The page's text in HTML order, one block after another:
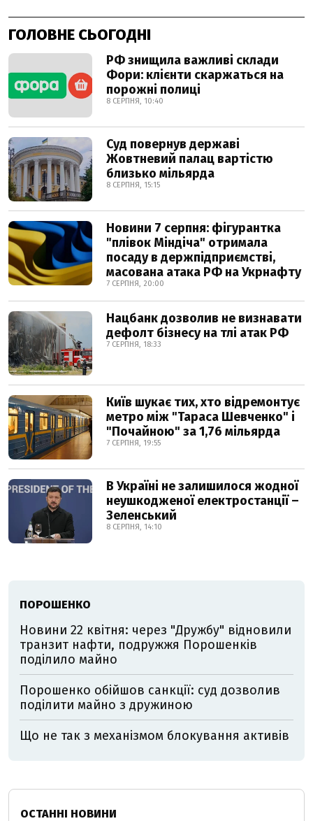
ГОЛОВНЕ СЬОГОДНІ
РФ знищила важливі склади
Фори: клієнти скаржаться на
порожні полиці
8 СЕРПНЯ, 10:40
Суд повернув державі
Жовтневий палац вартістю
близько мільярда
8 СЕРПНЯ, 15:15
Новини 7 серпня: фігурантка
"плівок Міндіча" отримала
посаду в держпідприємстві,
масована атака РФ на Укрнафту
7 СЕРПНЯ, 20:00
Нацбанк дозволив не визнавати
дефолт бізнесу на тлі атак РФ
7 СЕРПНЯ, 18:33
Київ шукає тих, хто відремонтує
метро між "Тараса Шевченко" і
"Почайною" за 1,76 мільярда
7 СЕРПНЯ, 19:55
В Україні не залишилося жодної
неушкодженої електростанції –
Зеленський
8 СЕРПНЯ, 14:10
ПОРОШЕНКО
Новини 22 квітня: через "Дружбу" відновили
транзит нафти, подружжя Порошенків
поділило майно
Порошенко обійшов санкції: суд дозволив
поділити майно з дружиною
Що не так з механізмом блокування активів
ОСТАННІ НОВИНИ